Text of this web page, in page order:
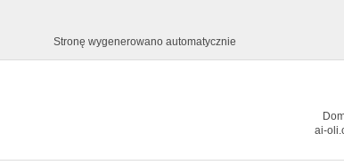
Stronę wygenerowano automatycznie
ai-